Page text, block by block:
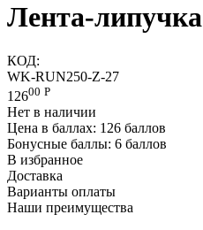
Лента-
КОД:
WK-RUN250-Z-27
12600 Р
Нет в наличии
Цена в баллах: 126 баллов
Бонусные баллы: 6 баллов
В избранное
Доставка
Варианты оплаты
Наши преимущества